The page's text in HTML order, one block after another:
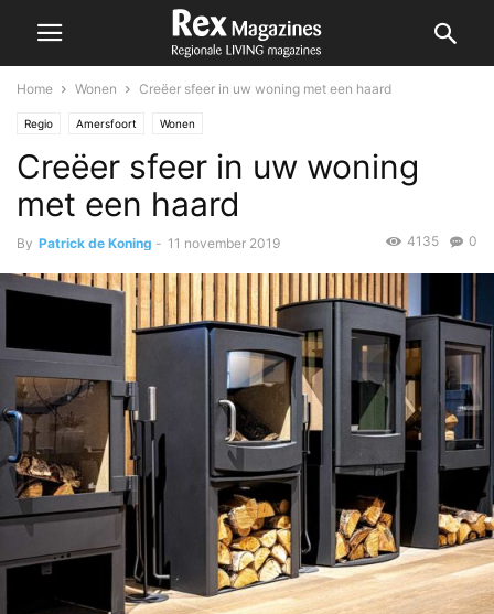
Home Wonen Creëer sfeer in uw woning met een haard
Regio Amersfoort Wonen
Creëer sfeer in uw woning
met een haard
By Patrick de Koning - 11 november 2019 0
4135